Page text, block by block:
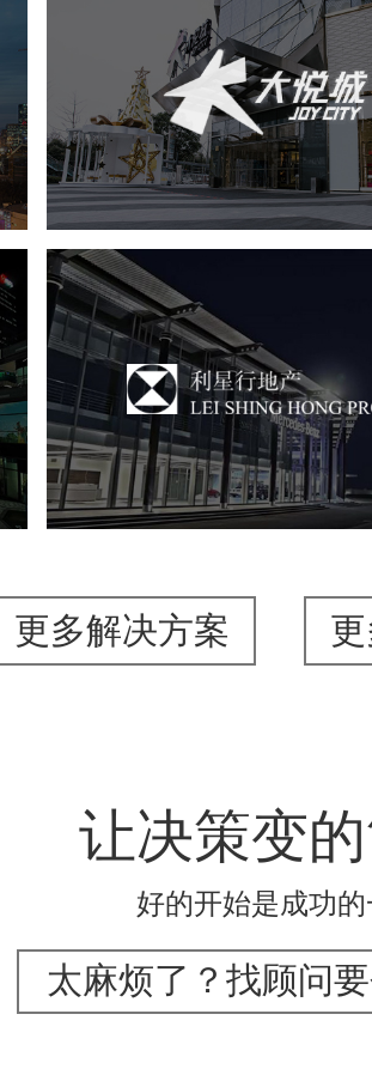
中粮·大悦
房地产 商业地产 地产网站建
利星行地产
房地产 商业地产 地产网站建设
更多解决方案
让决策变
好的开始是成功的
太麻烦了？找顾问